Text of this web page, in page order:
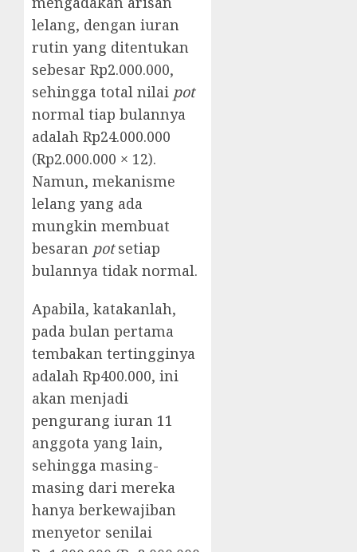
lelang, dengan iuran
rutin yang ditentukan
sebesar Rp2.000.000,
sehingga total nilai pot
normal tiap bulannya
adalah Rp24.000.000
(Rp2.000.000 × 12).
Namun, mekanisme
lelang yang ada
mungkin membuat
besaran potsetiap
bulannya tidak normal.
Apabila, katakanlah,
pada bulan pertama
tembakan tertingginya
adalah Rp400.000, ini
akan menjadi
pengurang iuran 11
anggota yang lain,
sehingga masing-
masing dari mereka
hanya berkewajiban
menyetor senilai